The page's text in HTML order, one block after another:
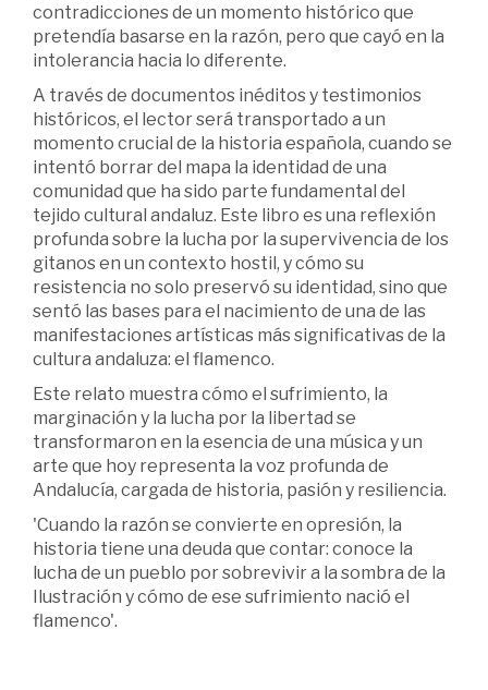
contradicciones de un momento histórico que
pretendía basarse en la razón, pero que cayó en la
intolerancia hacia lo diferente.
A través de documentos inéditos y testimonios
históricos, el lector será transportado a un
momento crucial de la historia española, cuando se
intentó borrar del mapa la identidad de una
comunidad que ha sido parte fundamental del
tejido cultural andaluz. Este libro es una reflexión
profunda sobre la lucha por la supervivencia de los
gitanos en un contexto hostil, y cómo su
resistencia no solo preservó su identidad, sino que
sentó las bases para el nacimiento de una de las
manifestaciones artísticas más significativas de la
cultura andaluza: el flamenco.
Este relato muestra cómo el sufrimiento, la
marginación y la lucha por la libertad se
transformaron en la esencia de una música y un
arte que hoy representa la voz profunda de
Andalucía, cargada de historia, pasión y resiliencia.
'Cuando la razón se convierte en opresión, la
historia tiene una deuda que contar: conoce la
lucha de un pueblo por sobrevivir a la sombra de la
Ilustración y cómo de ese sufrimiento nació el
flamenco'.